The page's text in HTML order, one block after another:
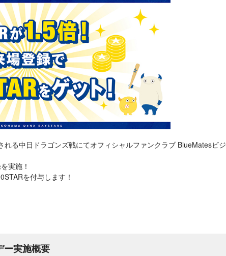
る中日ドラゴンズ戦にてオフィシャルファンクラブ BlueMatesビジ
実施！
を付与します！
ー実施概要